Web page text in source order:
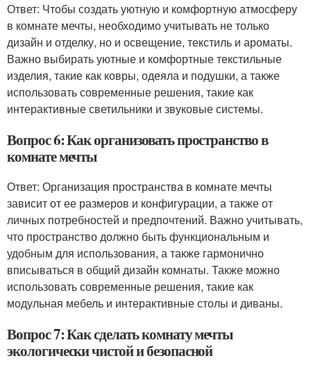
Ответ: Чтобы создать уютную и комфортную атмосферу
в комнате мечты, необходимо учитывать не только
дизайн и отделку, но и освещение, текстиль и ароматы.
Важно выбирать уютные и комфортные текстильные
изделия, такие как ковры, одеяла и подушки, а также
использовать современные решения, такие как
интерактивные светильники и звуковые системы.
Вопрос 6: Как организовать пространство в
комнате мечты
Ответ: Организация пространства в комнате мечты
зависит от ее размеров и конфигурации, а также от
личных потребностей и предпочтений. Важно учитывать,
что пространство должно быть функциональным и
удобным для использования, а также гармонично
вписываться в общий дизайн комнаты. Также можно
использовать современные решения, такие как
модульная мебель и интерактивные столы и диваны.
Вопрос 7: Как сделать комнату мечты
экологически чистой и безопасной